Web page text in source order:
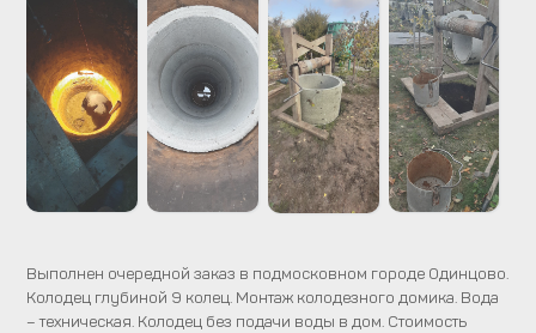
Выполнен очередной заказ в подмосковном городе Одинцово.
Колодец глубиной 9 колец. Монтаж колодезного домика. Вода
– техническая. Колодец без подачи воды в дом. Стоимость